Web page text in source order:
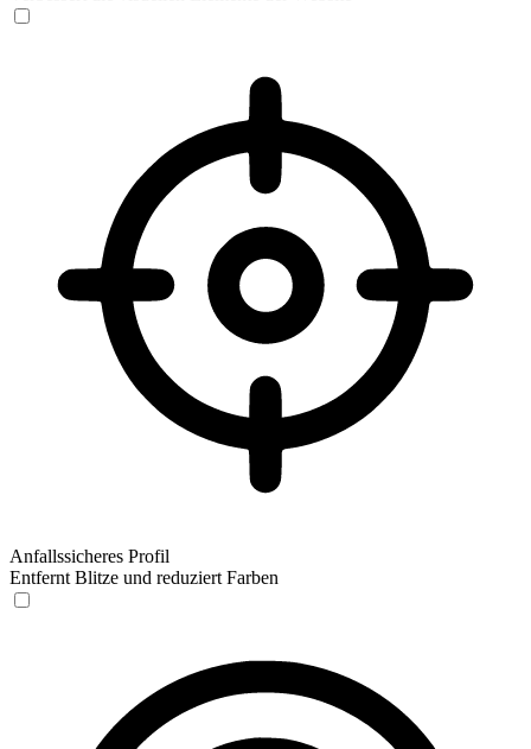
Anfallssicheres Profil
Entfernt Blitze und reduziert Farben